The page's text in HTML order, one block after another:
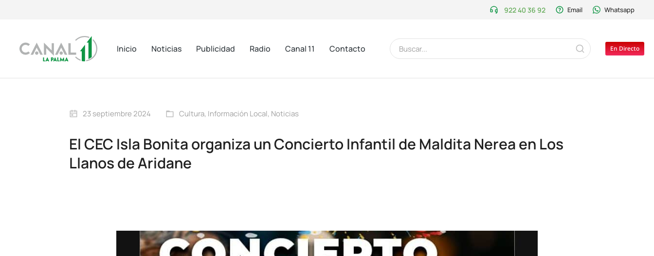
922 40 36 92 Email Whatsapp
Inicio Noticias Publicidad Radio Canal 11 Contacto En Directo
23 septiembre 2024 Cultura, Información Local, Noticias
El CEC Isla Bonita organiza un Concierto Infantil de Maldita Nerea en Los
Llanos de Aridane